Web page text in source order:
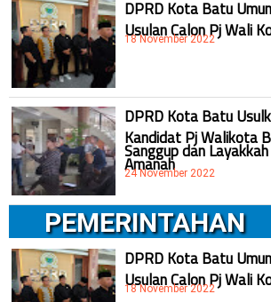
DPRD Kota Batu
Usulan Calon Pj Wali
18 November 2022
DPRD Kota Batu
Kandidat Pj Walikota
Sanggup dan
Amanah
24 November 2022
PEMERINTAHAN
DPRD Kota Batu
Usulan Calon Pj Wali
18 November 2022